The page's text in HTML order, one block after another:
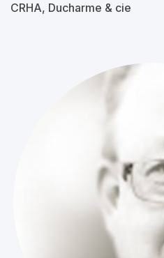
CRHA, Ducharme & cie